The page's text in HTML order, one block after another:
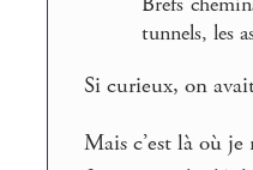
tunnels, les
Si curieux, on
Mais c’est là où